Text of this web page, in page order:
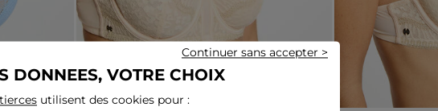
DONNEES, VOTRE CHOIX
utilisent des cookies pour :
Continuer sans accepter >